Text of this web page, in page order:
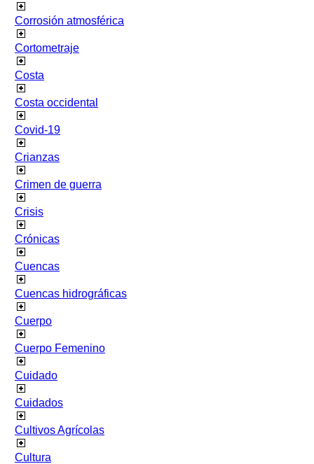
Corrosión atmosférica
Cortometraje
Costa
Costa occidental
Covid-19
Crianzas
Crimen de guerra
Crisis
Crónicas
Cuencas
Cuencas hidrográficas
Cuerpo
Cuerpo Femenino
Cuidado
Cuidados
Cultivos Agrícolas
Cultura